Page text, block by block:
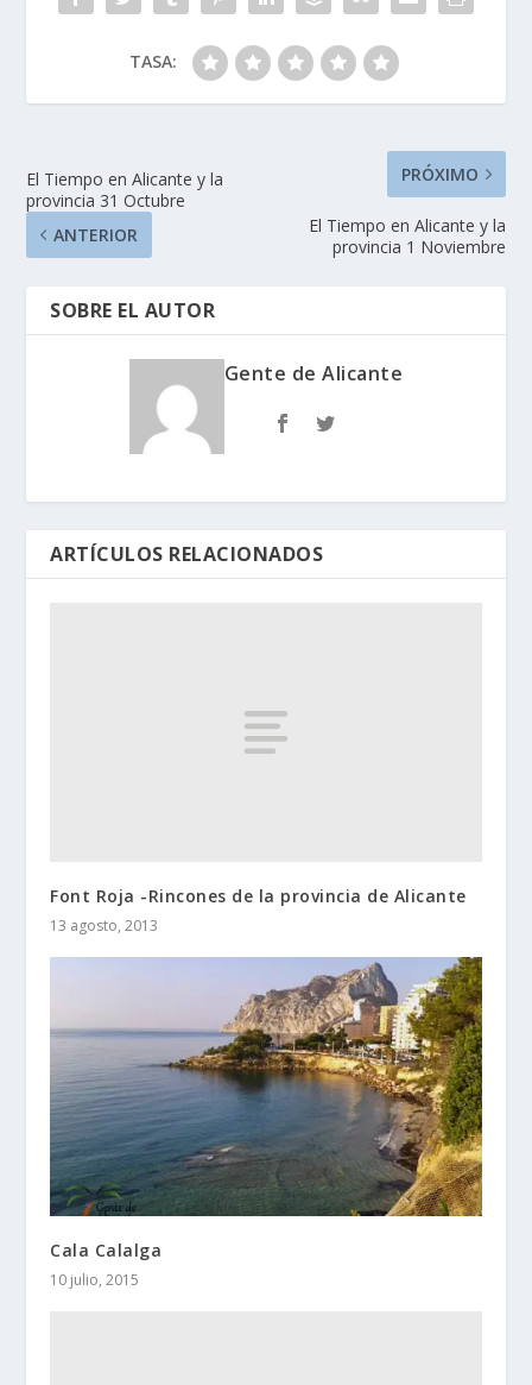
TASA:
El Tiempo en Alicante y la
provincia 31 Octubre
ANTERIOR
PRÓXIMO
El Tiempo en Alicante y la
provincia 1 Noviembre
SOBRE EL AUTOR
Gente de Alicante
ARTÍCULOS RELACIONADOS
Font Roja -Rincones de la provincia de Alicante
13 agosto, 2013
Cala Calalga
10 julio, 2015